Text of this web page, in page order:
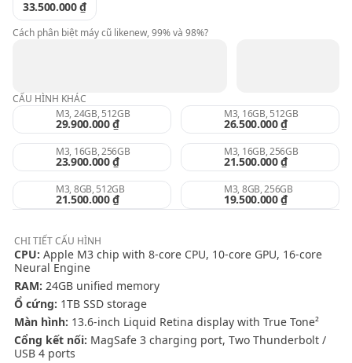
Likenew:
98%:
33.500.000 ₫
Cách phân biệt máy cũ likenew, 99% và 98%?
CẤU HÌNH KHÁC
M3, 24GB, 512GB
29.900.000 ₫
M3, 16GB, 512GB
26.500.000 ₫
M3, 16GB, 256GB
23.900.000 ₫
M3, 16GB, 256GB
21.500.000 ₫
M3, 8GB, 512GB
21.500.000 ₫
M3, 8GB, 256GB
19.500.000 ₫
CHI TIẾTCẤU HÌNH
CPU: Apple M3 chip with 8-core CPU, 10-core GPU, 16-core
Neural Engine
RAM: 24GB unified memory
Ổ cứng: 1TB SSD storage
Màn hình: 13.6-inch Liquid Retina display with True Tone²
Cổng kết nối: MagSafe 3 charging port, Two Thunderbolt /
USB 4 ports